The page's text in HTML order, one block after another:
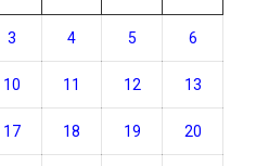
3 4 5 6
10 11 12 13
17 18 19 20